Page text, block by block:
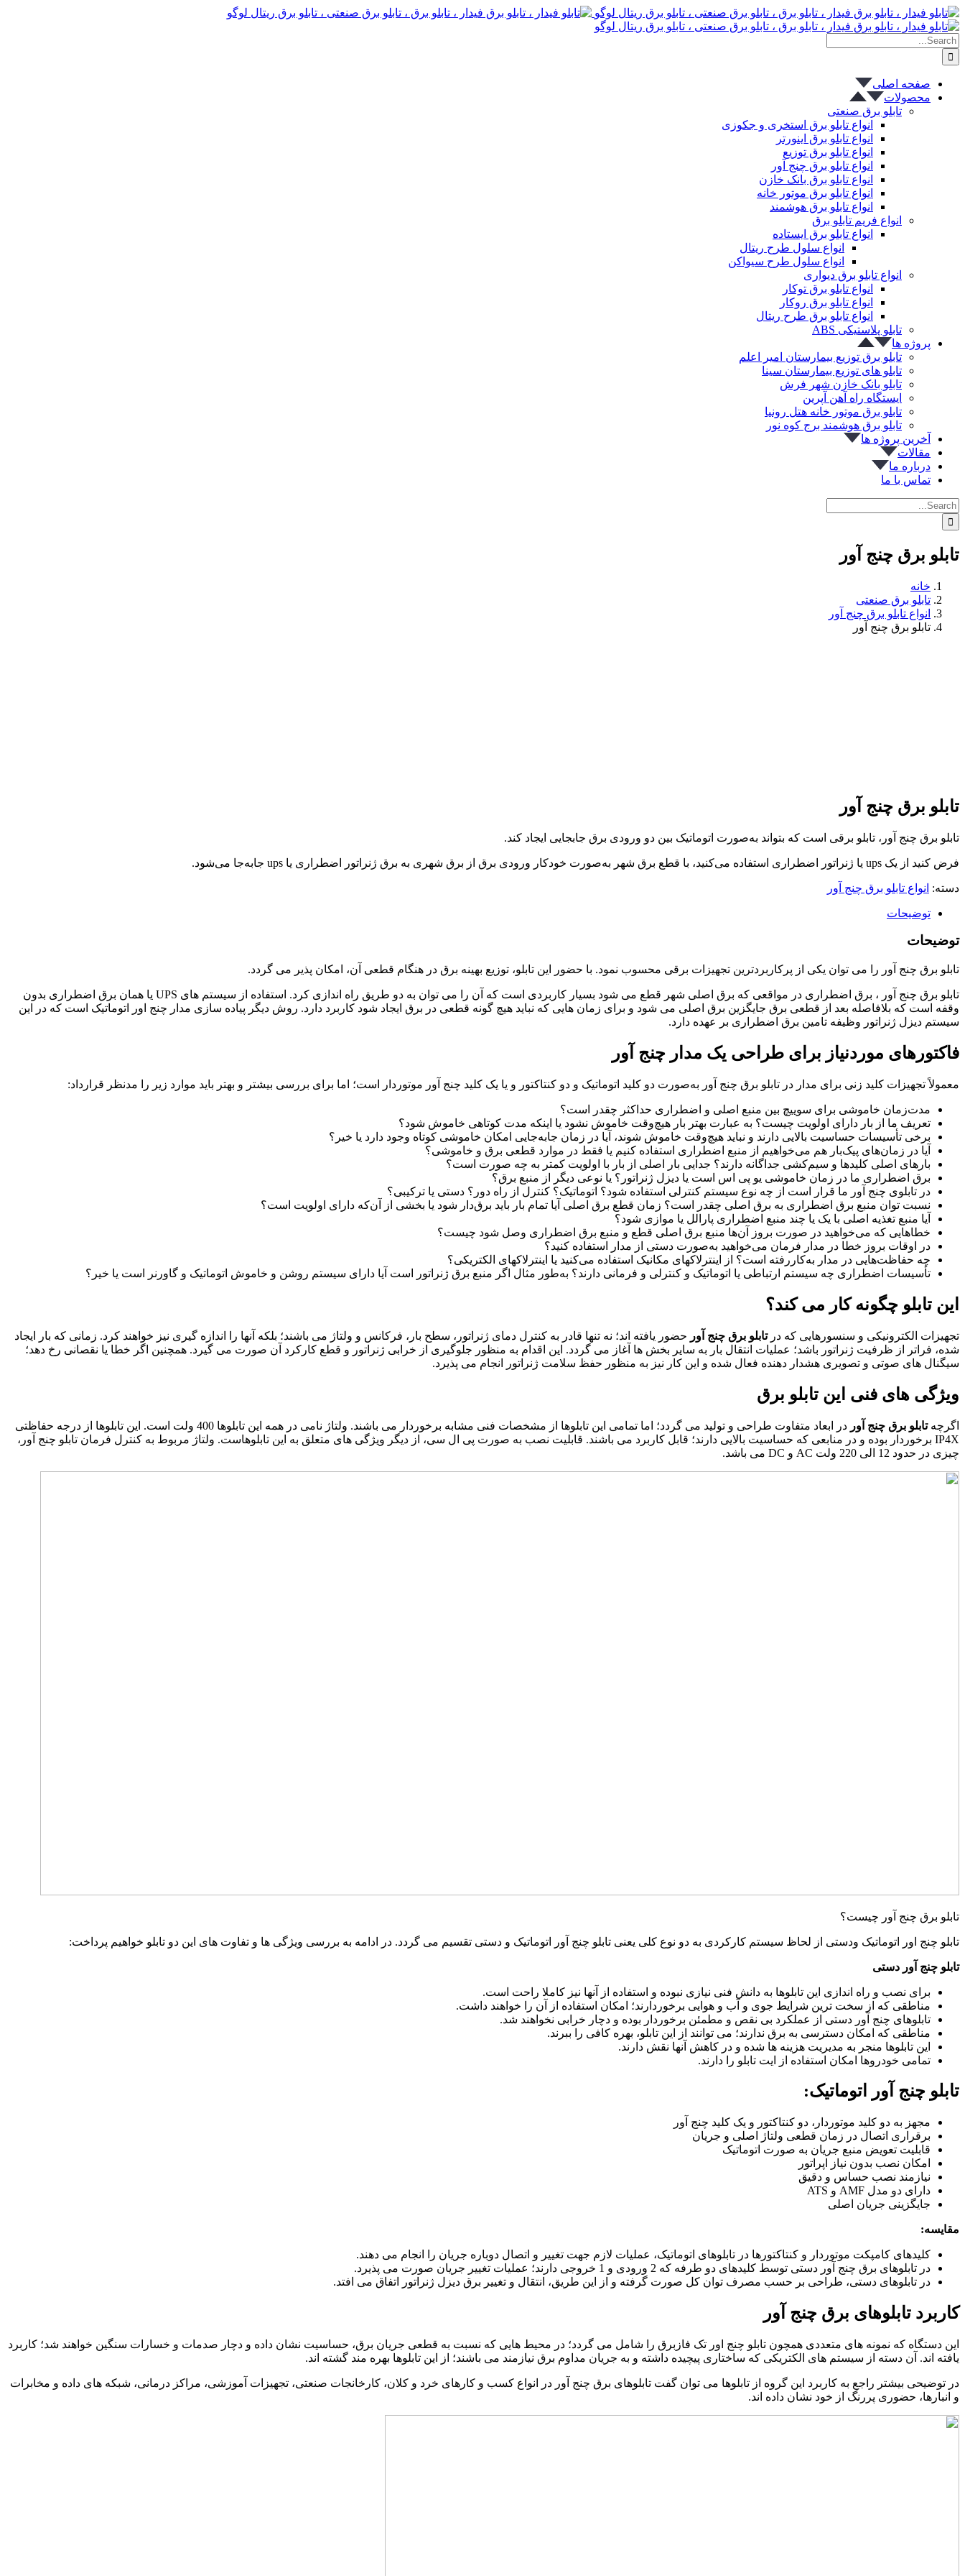
پرش
به
محتوا
Search
for:
صفحه اصلی
محصولات
تابلو برق صنعتی
انواع تابلو برق استخری و جکوزی
انواع تابلو برق اینورتر
انواع تابلو برق توزیع
انواع تابلو برق چنج آور
انواع تابلو برق بانک خازن
انواع تابلو برق موتور خانه
انواع تابلو برق هوشمند
انواع فریم تابلو برق
انواع تابلو برق ایستاده
انواع سلول طرح ریتال
انواع سلول طرح سیواکن
انواع تابلو برق دیواری
انواع تابلو برق توکار
انواع تابلو برق روکار
انواع تابلو برق طرح ریتال
تابلو پلاستیکی ABS
پروژه ها
تابلو برق توزیع بیمارستان امیر اعلم
تابلو های توزیع بیمارستان سینا
تابلو بانک خازن شهر فرش
ایستگاه راه آهن آپرین
تابلو برق موتور خانه هتل رونیا
تابلو برق هوشمند برج کوه نور
آخرین پروژه ها
مقالات
درباره ما
تماس با ما
Search
for:
تابلو برق چنج آور
خانه
تابلو برق صنعتی
انواع تابلو برق چنج آور
تابلو برق چنج آور
تابلو برق چنج آور
تابلو برق چنج آور، تابلو برقی است که بتواند به‌صورت اتوماتیک بین دو ورودی برق جابجایی ایجاد کند.
فرض کنید از یک ups یا ژنراتور اضطراری استفاده می‌کنید، با قطع برق شهر به‌صورت خودکار ورودی برق از برق شهری به برق ژنراتور اضطراری یا ups جابه‌جا می‌شود.
دسته: انواع تابلو برق چنج آور
توضیحات
توضیحات
تابلو برق چنج آور را می توان یکی از پرکاربردترین تجهیزات برقی محسوب نمود. با حضور این تابلو، توزیع بهینه برق در هنگام قطعی آن، امکان پذیر می گردد.
تابلو برق چنج آور ، برق اضطراری در مواقعی که برق اصلی شهر قطع می شود بسیار کاربردی است که آن را می توان به دو طریق راه اندازی کرد. استفاده از سیستم های UPS یا همان برق اضطراری بدون
وقفه است که بلافاصله بعد از قطعی برق جایگزین برق اصلی می شود و برای زمان هایی که نباید هیچ گونه قطعی در برق ایجاد شود کاربرد دارد. روش دیگر پیاده سازی مدار چنج اور اتوماتیک است که در این
سیستم دیزل ژنراتور وظیفه تامین برق اضطراری بر عهده دارد.
فاکتورهای موردنیاز برای طراحی یک مدار چنج آور
معمولاً تجهیزات کلید زنی برای مدار در تابلو برق چنج آور به‌صورت دو کلید اتوماتیک و دو کنتاکتور و یا یک کلید چنج آور موتوردار است؛ اما برای بررسی بیشتر و بهتر باید موارد زیر را مدنظر قرارداد:
مدت‌زمان خاموشی برای سوییچ بین منبع اصلی و اضطراری حداکثر چقدر است؟
تعریف ما از بار دارای اولویت چیست؟ به عبارت بهتر بار هیچ‌وقت خاموش نشود یا اینکه مدت کوتاهی خاموش شود؟
برخی تأسیسات حساسیت بالایی دارند و نباید هیچ‌وقت خاموش شوند، آیا در زمان جابه‌جایی امکان خاموشی کوتاه وجود دارد یا خیر؟
آیا در زمان‌های پیک‌بار هم می‌خواهیم از منبع اضطراری استفاده کنیم یا فقط در موارد قطعی برق و خاموشی؟
بارهای اصلی کلیدها و سیم‌کشی جداگانه دارند؟ جدایی بار اصلی از بار با اولویت کمتر به چه صورت است؟
برق اضطراری ما در زمان خاموشی یو پی اس است یا دیزل ژنراتور؟ یا نوعی دیگر از منبع برق؟
در تابلوی چنج آور ما قرار است از چه نوع سیستم کنترلی استفاده شود؟ اتوماتیک؟ کنترل از راه دور؟ دستی یا ترکیبی؟
نسبت توان منبع برق اضطراری به برق اصلی چقدر است؟ زمان قطع برق اصلی آیا تمام بار باید برق‌دار شود یا بخشی از آن‌که دارای اولویت است؟
آیا منبع تغذیه اصلی با یک یا چند منبع اضطراری پارالل یا موازی شود؟
خطاهایی که می‌خواهید در صورت بروز آن‌ها منبع برق اصلی قطع و منبع برق اضطراری وصل شود چیست؟
در اوقات بروز خطا در مدار فرمان می‌خواهید به‌صورت دستی از مدار استفاده کنید؟
چه حفاظت‌هایی در مدار به‌کاررفته است؟ از اینترلاکهای مکانیک استفاده می‌کنید یا اینترلاکهای الکتریکی؟
تأسیسات اضطراری چه سیستم ارتباطی یا اتوماتیک و کنترلی و فرمانی دارند؟ به‌طور مثال اگر منبع برق ژنراتور است آیا دارای سیستم روشن و خاموش اتوماتیک و گاورنر است یا خیر؟
این تابلو چگونه کار می کند؟
تجهیزات الکترونیکی و سنسورهایی که درتابلو برق چنج آور حضور یافته اند؛ نه تنها قادر به کنترل دمای ژنراتور، سطح بار، فرکانس و ولتاژ می باشند؛ بلکه آنها را اندازه گیری نیز خواهند کرد. زمانی که بار ایجاد
شده، فراتر از ظرفیت ژنراتور باشد؛ عملیات انتقال بار به سایر بخش ها آغاز می گردد. این اقدام به منظور جلوگیری از خرابی ژنراتور و قطع کارکرد آن صورت می گیرد. همچنین اگر خطا یا نقصانی رخ دهد؛
سیگنال های صوتی و تصویری هشدار دهنده فعال شده و این کار نیز به منظور حفظ سلامت ژنراتور انجام می پذیرد.
ویژگی های فنی این تابلو برق
اگرچهتابلو برق چنج آور
در ابعاد متفاوت طراحی و تولید می گردد؛ اما تمامی این تابلوها از مشخصات فنی مشابه برخوردار می باشند. ولتاژ نامی در همه این تابلوها 400 ولت است. این تابلوها از درجه حفاظتی
IP4X برخوردار بوده و در منابعی که حساسیت بالایی دارند؛ قابل کاربرد می باشند. قابلیت نصب به صورت پی ال سی، از دیگر ویژگی های متعلق به این تابلوهاست. ولتاژ مربوط به کنترل فرمان تابلو چنج آور،
چیزی در حدود 12 الی 220 ولت AC و DC می باشد.
تابلو برق چنج آور چیست؟
تابلو چنج اور اتوماتیک ودستی از لحاظ سیستم کارکردی به دو نوع کلی یعنی تابلو چنج آور اتوماتیک و دستی تقسیم می گردد. در ادامه به بررسی ویژگی ها و تفاوت های این دو تابلو خواهیم پرداخت:
تابلو چنج آور دستی
برای نصب و راه اندازی این تابلوها به دانش فنی نیازی نبوده و استفاده از آنها نیز کاملا راحت است.
مناطقی که از سخت ترین شرایط جوی و آب و هوایی برخوردارند؛ امکان استفاده از آن را خواهند داشت.
تابلوهای چنج آور دستی از عملکرد بی نقص و مطمئن برخوردار بوده و دچار خرابی نخواهند شد.
مناطقی که امکان دسترسی به برق ندارند؛ می توانند از این تابلو، بهره کافی را ببرند.
این تابلوها منجر به مدیریت هزینه ها شده و در کاهش آنها نقش دارند.
تمامی خودروها امکان استفاده از ایت تابلو را دارند.
تابلو چنج آور اتوماتیک:
مجهز به دو کلید موتوردار، دو کنتاکتور و یک کلید چنج آور
برقراری اتصال در زمان قطعی ولتاژ اصلی و جریان
قابلیت تعویض منبع جریان به صورت اتوماتیک
امکان نصب بدون نیاز اپراتور
نیازمند نصب حساس و دقیق
دارای دو مدل AMF و ATS
جایگزینی جریان اصلی
مقایسه:
کلیدهای کامپکت موتوردار و کنتاکتورها در تابلوهای اتوماتیک، عملیات لازم جهت تغییر و اتصال دوباره جریان را انجام می دهند.
در تابلوهای برق چنج آور دستی توسط کلیدهای دو طرفه که 2 ورودی و 1 خروجی دارند؛ عملیات تغییر جریان صورت می پذیرد.
در تابلوهای دستی، طراحی بر حسب مصرف توان کل صورت گرفته و از این طریق، انتقال و تغییر برق دیزل ژنراتور اتفاق می افتد.
کاربرد تابلوهای برق چنج آور
این دستگاه که نمونه های متعددی همچون تابلو چنج اور تک فازبرق را شامل می گردد؛ در محیط هایی که نسبت به قطعی جریان برق، حساسیت نشان داده و دچار صدمات و خسارات سنگین خواهند شد؛ کاربرد
یافته اند. آن دسته از سیستم های الکتریکی که ساختاری پیچیده داشته و به جریان مداوم برق نیازمند می باشند؛ از این تابلوها بهره مند گشته اند.
در توضیحی بیشتر راجع به کاربرد این گروه از تابلوها می توان گفت تابلوهای برق چنج آور در انواع کسب و کارهای خرد و کلان، کارخانجات صنعتی، تجهیزات آموزشی، مراکز درمانی، شبکه های داده و مخابرات
و انبارها، حضوری پررنگ از خود نشان داده اند.